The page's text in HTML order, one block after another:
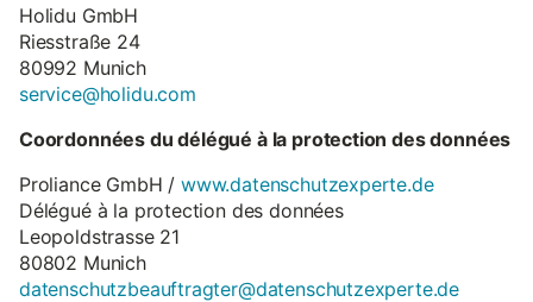
Holidu GmbH
Riesstraße 24
80992 Munich
service@holidu.com
Coordonnées du délégué à la protection des données
Proliance GmbH /www.datenschutzexperte.de
Délégué à la protection des données
Leopoldstrasse 21
80802 Munich
datenschutzbeauftragter@datenschutzexperte.de